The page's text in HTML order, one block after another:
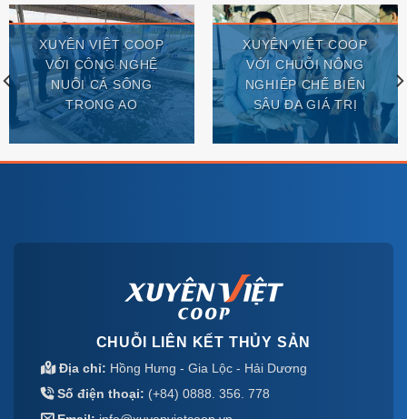
XUYÊN VIỆT COOP
VỚI CÔNG NGHỆ
NUÔI CÁ SÔNG
TRONG AO
XUYÊN VIỆT COOP
VỚI CHUỖI NÔNG
NGHIỆP CHẾ BIẾN
SÂU ĐA GIÁ TRỊ
CHUỖI LIÊN KẾT THỦY SẢN
Địa chỉ: Hồng Hưng - Gia Lộc - Hải Dương
Số điện thoại: (+84) 0888. 356. 778